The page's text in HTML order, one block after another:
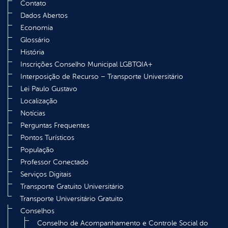
Contato
Dados Abertos
Economia
Glossário
História
Inscrições Conselho Municipal LGBTQIA+
Interposição de Recurso – Transporte Universitário
Lei Paulo Gustavo
Localização
Notícias
Perguntas Frequentes
Pontos Turísticos
População
Professor Conectado
Serviços Digitais
Transporte Gratuito Universitário
Transporte Universitário Gratuito
Conselhos
Conselho de Acompanhamento e Controle Social do